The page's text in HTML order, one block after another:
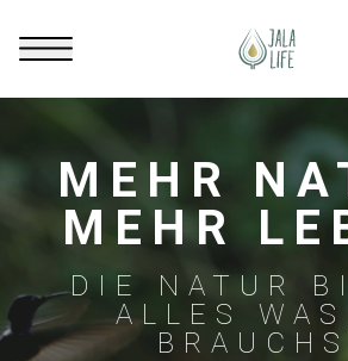
MEHR
MEHR
DIE NATUR
ALLES